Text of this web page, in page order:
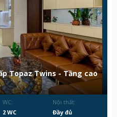
Topaz Twins - Tầng cao
WC:
2 WC
Nội thất:
Đầy đủ